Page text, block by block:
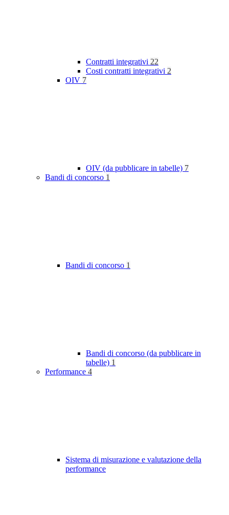
Contratti integrativi 22
Costi contratti integrativi 2
OIV 7
OIV (da pubblicare in tabelle) 7
Bandi di concorso 1
Bandi di concorso 1
Bandi di concorso (da pubblicare in
tabelle) 1
Performance 4
Sistema di misurazione e valutazione della
performance